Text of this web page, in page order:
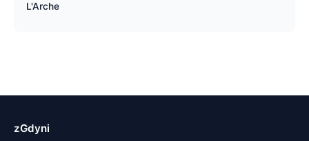
L'Arche
zGdyni